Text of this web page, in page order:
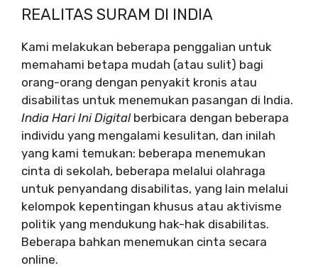
REALITAS SURAM DI INDIA
Kami melakukan beberapa penggalian untuk
memahami betapa mudah (atau sulit) bagi
orang-orang dengan penyakit kronis atau
disabilitas untuk menemukan pasangan di India.
India Hari Ini Digitalberbicara dengan beberapa
individu yang mengalami kesulitan, dan inilah
yang kami temukan: beberapa menemukan
cinta di sekolah, beberapa melalui olahraga
untuk penyandang disabilitas, yang lain melalui
kelompok kepentingan khusus atau aktivisme
politik yang mendukung hak-hak disabilitas.
Beberapa bahkan menemukan cinta secara
online.